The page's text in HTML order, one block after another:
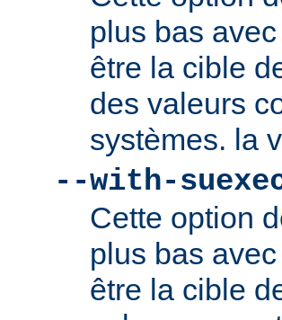
plus bas
être la cible
des valeurs
systèmes. la
--with-
Cette option
plus bas
être la cible